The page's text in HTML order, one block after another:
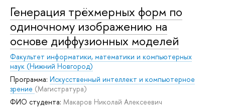
Генерация трёхмерных форм по
одиночному изображению на
основе диффузионных моделей
Факультет информатики, математики и компьютерных
наук (Нижний Новгород)
Программа: Искусственный интеллект и компьютерное
зрение (Магистратура)
ФИО студента: Макаров Николай Алексеевич